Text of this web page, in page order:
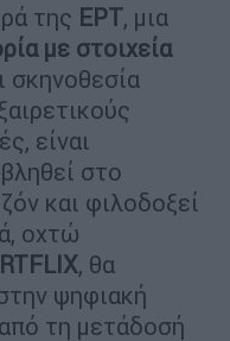
της ΕΡΤ, μια
με στοιχεία
σκηνοθεσία
είναι
στο
και φιλοδοξεί
οχτώ
, θα
ψηφιακή
τη μετάδοσή